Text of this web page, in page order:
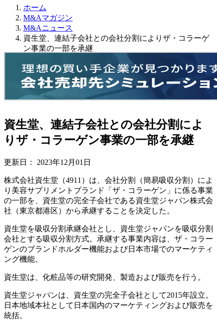
ホーム
M&Aマガジン
M&Aニュース
資生堂、連結子会社との会社分割によりザ・コラーゲ
ン事業の一部を承継
資生堂、連結子会社との会社分割によ
りザ・コラーゲン事業の一部を承継
更新日： 2023年12月01日
株式会社資生堂（4911）は、会社分割（簡易吸収分割）によ
り美容サプリメントブランド「ザ・コラーゲン」に係る事業
の一部を、資生堂の完全子会社である資生堂ジャパン株式会
社（東京都港区）から承継することを決定した。
資生堂を吸収分割承継会社とし、資生堂ジャパンを吸収分割
会社とする吸収分割方式。承継する事業内容は、ザ・コラー
ゲンのブランドホルダー機能および日本市場でのマーケティ
ング機能。
資生堂は、化粧品等の研究開発、製造および販売を行う。
資生堂ジャパンは、資生堂の完全子会社として2015年設立。
日本地域本社として日本国内のマーケティングおよび販売を
統括。